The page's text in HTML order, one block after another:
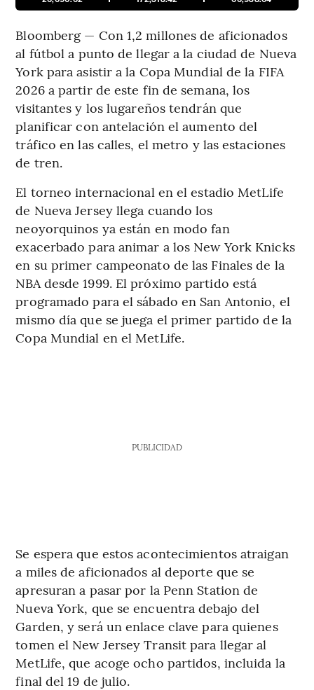
Bloomberg — Con 1,2 millones de aficionados
al fútbol a punto de llegar a la ciudad de Nueva
York para asistir a la Copa Mundial de la FIFA
2026 a partir de este fin de semana, los
visitantes y los lugareños tendrán que
planificar con antelación el aumento del
tráfico en las calles, el metro y las estaciones
de tren.
El torneo internacional en el estadio MetLife
de Nueva Jersey llega cuando los
neoyorquinos ya están en modo fan
exacerbado para animar a los New York Knicks
en su primer campeonato de las Finales de la
NBA desde 1999. El próximo partido está
programado para el sábado en San Antonio, el
mismo día que se juega el primer partido de la
Copa Mundial en el MetLife.
PUBLICIDAD
Se espera que estos acontecimientos atraigan
a miles de aficionados al deporte que se
apresuran a pasar por la Penn Station de
Nueva York, que se encuentra debajo del
Garden, y será un enlace clave para quienes
tomen el New Jersey Transit para llegar al
MetLife, que acoge ocho partidos, incluida la
final del 19 de julio.